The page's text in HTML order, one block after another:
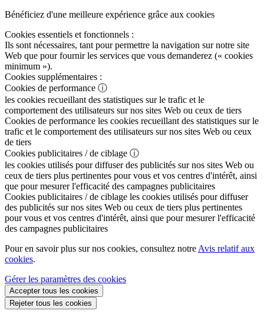
Bénéficiez d'une meilleure expérience grâce aux cookies
Cookies essentiels et fonctionnels :
Ils sont nécessaires, tant pour permettre la navigation sur notre site
Web que pour fournir les services que vous demanderez (« cookies
minimum »).
Cookies supplémentaires :
Cookies de performance ⓘ
les cookies recueillant des statistiques sur le trafic et le
comportement des utilisateurs sur nos sites Web ou ceux de tiers
Cookies de performance les cookies recueillant des statistiques sur le
trafic et le comportement des utilisateurs sur nos sites Web ou ceux
de tiers
Cookies publicitaires / de ciblage ⓘ
les cookies utilisés pour diffuser des publicités sur nos sites Web ou
ceux de tiers plus pertinentes pour vous et vos centres d'intérêt, ainsi
que pour mesurer l'efficacité des campagnes publicitaires
Cookies publicitaires / de ciblage les cookies utilisés pour diffuser
des publicités sur nos sites Web ou ceux de tiers plus pertinentes
pour vous et vos centres d'intérêt, ainsi que pour mesurer l'efficacité
des campagnes publicitaires
Pour en savoir plus sur nos cookies, consultez notre Avis relatif aux
cookies.
Gérer les paramètres des cookies
Accepter tous les cookies
Rejeter tous les cookies